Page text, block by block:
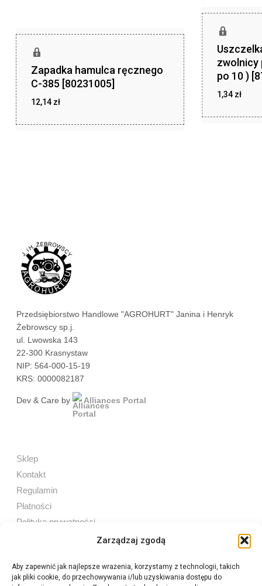
Zarządzaj zgodą
Aby zapewnić jak najlepsze wrażenia, korzystamy z technologii, takich
jak pliki cookie, do przechowywania i/lub uzyskiwania dostępu do
Zapadka hamulca ręcznego
C-385 [80231005]
12,14 zł
zwolnicy
po 10 )
1,34 zł
Przedsiębiorstwo Handlowe "AGROHURT" Janina i Henryk
Żebrowscy sp.j.
ul. Lwowska 143
22-300 Krasnystaw
NIP: 564-000-15-19
KRS: 0000082187
Dev & Care by Alliances Portal
Sklep
Kontakt
Regulamin
Płatności
Polityka prywatności
Sprzedaż internetowa